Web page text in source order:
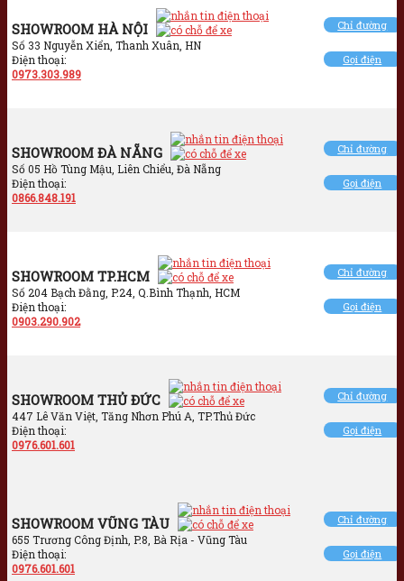
SHOWROOM HÀ NỘI
Số 33 Nguyễn Xiển, Thanh Xuân, HN
Điện thoại:
0973.303.989
Chỉ đường
Gọi điện
SHOWROOM ĐÀ NẴNG
Số 05 Hồ Tùng Mậu, Liên Chiểu, Đà Nẵng
Điện thoại:
0866.848.191
Chỉ đường
Gọi điện
SHOWROOM TP.HCM
Số 204 Bạch Đằng, P.24, Q.Bình Thạnh, HCM
Điện thoại:
0903.290.902
Chỉ đường
Gọi điện
SHOWROOM THỦ ĐỨC
447 Lê Văn Việt, Tăng Nhơn Phú A, TP.Thủ Đức
Điện thoại:
0976.601.601
Chỉ đường
Gọi điện
SHOWROOM VŨNG TÀU
655 Trương Công Định, P.8, Bà Rịa - Vũng Tàu
Điện thoại:
0976.601.601
Chỉ đường
Gọi điện